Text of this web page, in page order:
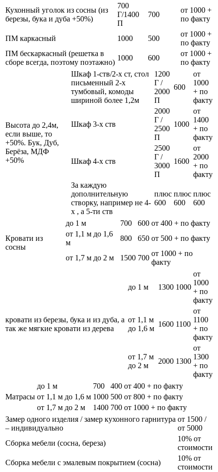
Кухонный уголок из сосны (из
березы, бука и дуба +50%)
700
Г/1400
П
700
от 1000 +
по факту
ПМ каркасный 1000 500
от 1000 +
по факту
ПМ бескаркасный (решетка в
сборе всегда, поэтому поэтажно)
1000 600
от 1000 +
по факту
Высота до 2,4м,
если выше, то
+50%. Бук, Дуб,
Берёза, МДФ
+50%
Шкаф 1-ств/2-х ст, стол
письменный 2-х
тумбовый, комоды
шириной более 1,2м
1200
Г /
2000
П
600
от
1000
+ по
факту
Шкаф 3-х ств
2000
Г /
2500
П
1000
от
1400
+ по
факту
Шкаф 4-х ств
2500
Г /
3000
П
1600
от
2000
+ по
факту
За каждую
дополнительную
створку, например не 4-
х , а 5-ти ств
плюс
600
плюс
600
плюс
600
Кровати из
сосны
до 1 м 700 600 от 400 + по факту
от 1,1 м до 1,6
м
800 650 от 500 + по факту
от 1,7 м до 2 м 1500 700
от 1000 + по
факту
кровати из березы, бука и из дуба, а
так же мягкие кровати из дерева
до 1 м 1300 1000
от
1000
+ по
факту
от 1,1 м
до 1,6 м
1600 1100
от
1100
+ по
факту
от 1,7 м
до 2 м
2000 1300
от
1300
+ по
факту
Матрасы
до 1 м 700 400 от 400 + по факту
от 1,1 м до 1,6 м 1000 500 от 800 + по факту
от 1,7 м до 2 м
1400 700 от 1000 + по факту
Замер одного изделия / замер кухонного гарнитура
– индивидуально
от 1500 /
от 5000
Сборка мебели (сосна, береза)
10% от
стоимости
Сборка мебели с эмалевым покрытием (сосна)
10% от
стоимости